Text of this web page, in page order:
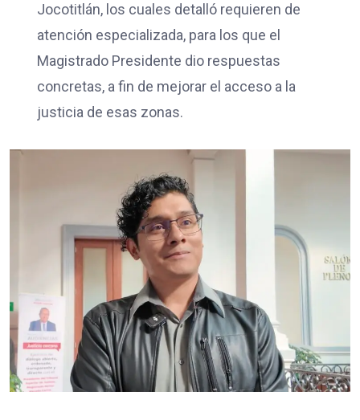
Jocotitlán, los cuales detalló requieren de
atención especializada, para los que el
Magistrado Presidente dio respuestas
concretas, a fin de mejorar el acceso a la
justicia de esas zonas.